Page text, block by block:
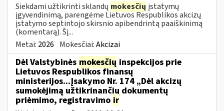
Siekdami užtikrinti sklandų mokesčių įstatymų
įgyvendinimą, parengėme Lietuvos Respublikos akcizų
įstatymo septintojo skirsnio apibendrintą paaiškinimą
(komentarą). Šį...
Metai: 2026 Mokesčiai:Akcizai
Dėl Valstybinės mokesčių inspekcijos prie
Lietuvos Respublikos finansų
ministerijos...Įsakymo Nr. 174 „Dėl akcizų
sumokėjimą užtikrinančių dokumentų
priėmimo, registravimo ir